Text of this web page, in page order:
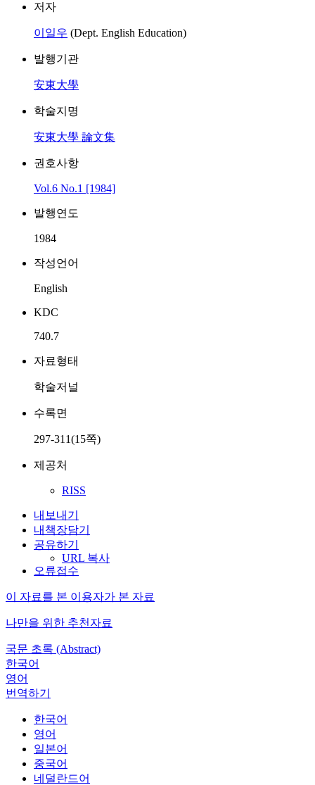
저자
이일우 (Dept. English Education)
발행기관
安東大學
학술지명
安東大學 論文集
권호사항
Vol.6 No.1 [1984]
발행연도
1984
작성언어
English
KDC
740.7
자료형태
학술저널
수록면
297-311(15쪽)
제공처
RISS
내보내기
내책장담기
공유하기
URL 복사
오류접수
이 자료를 본 이용자가 본 자료
나만을 위한 추천자료
국문 초록 (Abstract)
한국어
영어
번역하기
한국어
영어
일본어
중국어
네덜란드어